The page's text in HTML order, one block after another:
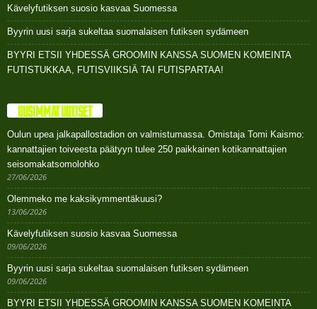
Kävelyfutiksen suosio kasvaa Suomessa
Byyrin uusi sarja sukeltaa suomalaisen futiksen sydämeen
BYYRI ETSII YHDESSÄ GROOMIN KANSSA SUOMEN KOMEINTA
FUTISTUKKAA, FUTISVIIKSIÄ TAI FUTISPARTAA!
UUSIMMAT UUTISET
Oulun upea jalkapallostadion on valmistumassa. Omistaja Tomi Kaismo:
kannattajien toiveesta päätyyn tulee 250 paikkainen kotikannattajien
seisomakatsomolohko
27/06/2026
Olemmeko me kaksikymmentäkuusi?
13/06/2026
Kävelyfutiksen suosio kasvaa Suomessa
09/06/2026
Byyrin uusi sarja sukeltaa suomalaisen futiksen sydämeen
09/06/2026
BYYRI ETSII YHDESSÄ GROOMIN KANSSA SUOMEN KOMEINTA